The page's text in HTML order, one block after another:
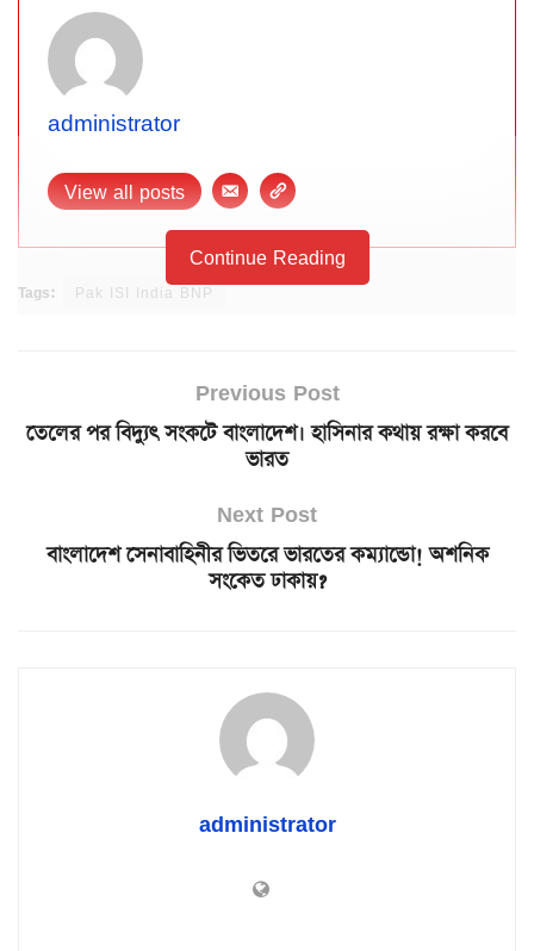
administrator
View all posts
Continue Reading
Tags: Pak ISI India BNP
Previous Post
তেলের পর বিদ্যুৎ সংকটে বাংলাদেশ। হাসিনার কথায় রক্ষা করবে
ভারত
Next Post
বাংলাদেশ সেনাবাহিনীর ভিতরে ভারতের কম্যান্ডো! অশনিক
সংকেত ঢাকায়?
administrator